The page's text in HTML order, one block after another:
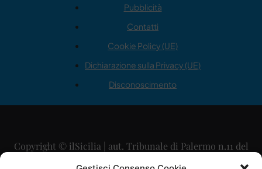
Pubblicità
Contatti
Cookie Policy (UE)
Dichiarazione sulla Privacy (UE)
Disconoscimento
Copyright © ilSicilia | aut. Tribunale di Palermo n.11 del
29/09/2015